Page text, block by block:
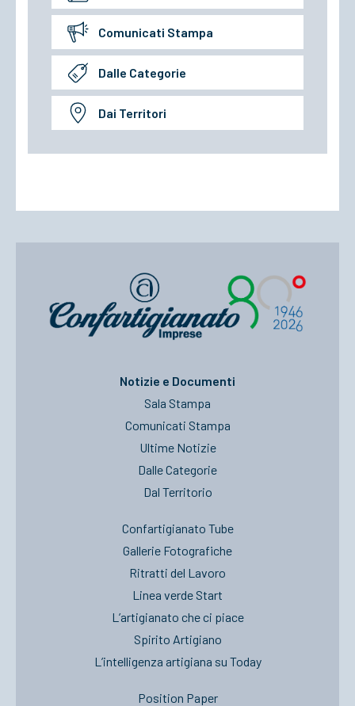
Comunicati Stampa
Dalle Categorie
Dai Territori
Notizie e Documenti
Sala Stampa
Comunicati Stampa
Ultime Notizie
Dalle Categorie
Dal Territorio
Confartigianato Tube
Gallerie Fotografiche
Ritratti del Lavoro
Linea verde Start
L’artigianato che ci piace
Spirito Artigiano
L’intelligenza artigiana su Today
Position Paper